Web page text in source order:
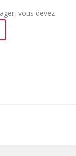
vous devez